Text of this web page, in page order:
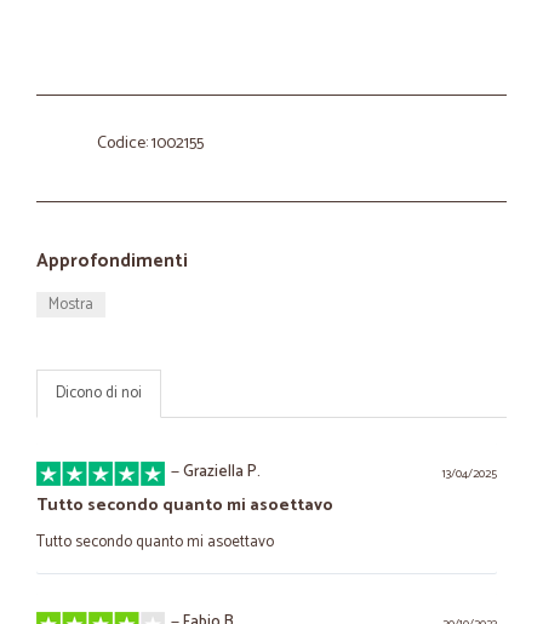
Codice: 1002155
Approfondimenti
Mostra
Dicono di noi
13/04/2025
—Graziella P.
Tutto secondo quanto mi asoettavo
Tutto secondo quanto mi asoettavo